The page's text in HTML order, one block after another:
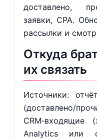
доставлено,
заявки, CPA.
рассылки и
Откуда
их связать
Источники:
(доставлено/
CRM‑входящие
Analytics или